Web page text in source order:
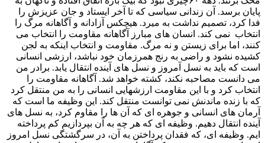
پایان برسد. آن زندانی سیاسی که تا آخر ایستاد و جان عزیزش را
فدا کرد، تصمیم نداشت به میرد. هیچکس آزادانه و آگاهانه مرگ را
انتخاب نمی کند. انسان های مبارز آگاهانه مقاومت را انتخاب می
کنند، اما برای زیستن و نه مرگ. مقاومت و انتخاب اینکه به لجن
کشیده نشود و راضی به رنج همرزمان خود نباشد، ارزشی انسانی
است که باید به نسل آمروز و نسل های آینده انتقال یابد. برادر من
می دانست مصاحبه نکند، کشته خواهد شد. آگاهانه مقاومت را
انتخاب کرد و با این مقاومت ارزشهایی انسانی را به من منتقل کرد
که با زنده ماندنش نمی توانست منتقل کند. این وظیفه ما است که
آرمان های انسانی و جوهره ای که آن ها را مقاوم کرد، به نسل های
آینده انتقال دهیم. وظیفه ای که هر چه به آن بپردازیم کم پرداخته
ایم. وظیفه ای، که فقدان پرداختن به آن، در سرگشتگی نسل امروز